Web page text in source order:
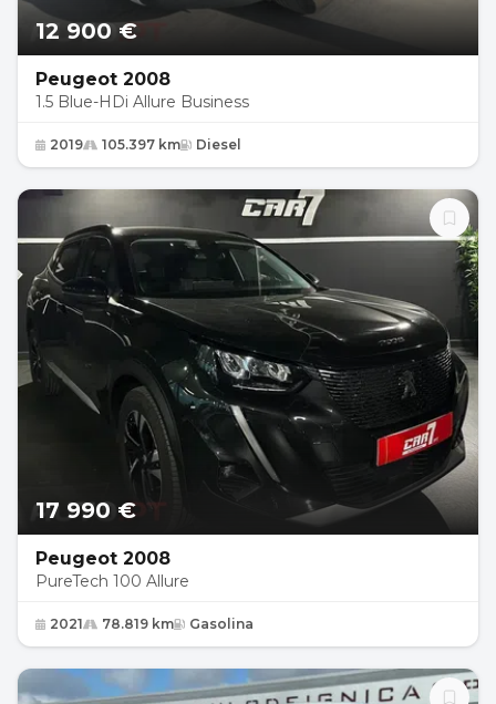
12 900 €
Peugeot 2008
1.5 Blue-HDi Allure Business
2019 105.397 km Diesel
17 990 €
Peugeot 2008
PureTech 100 Allure
2021 78.819 km Gasolina